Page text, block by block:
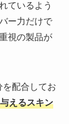
ているよう
ー力だけで
視の製品が
配合してお
えるスキン